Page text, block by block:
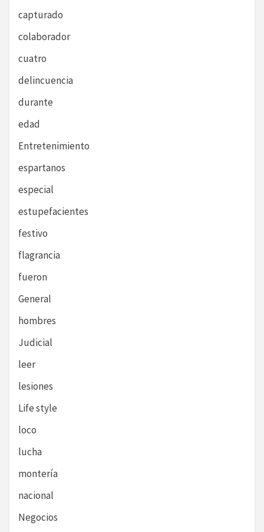
capturado
colaborador
cuatro
delincuencia
durante
edad
Entretenimiento
espartanos
especial
estupefacientes
festivo
flagrancia
fueron
General
hombres
Judicial
leer
lesiones
Life style
loco
lucha
montería
nacional
Negocios